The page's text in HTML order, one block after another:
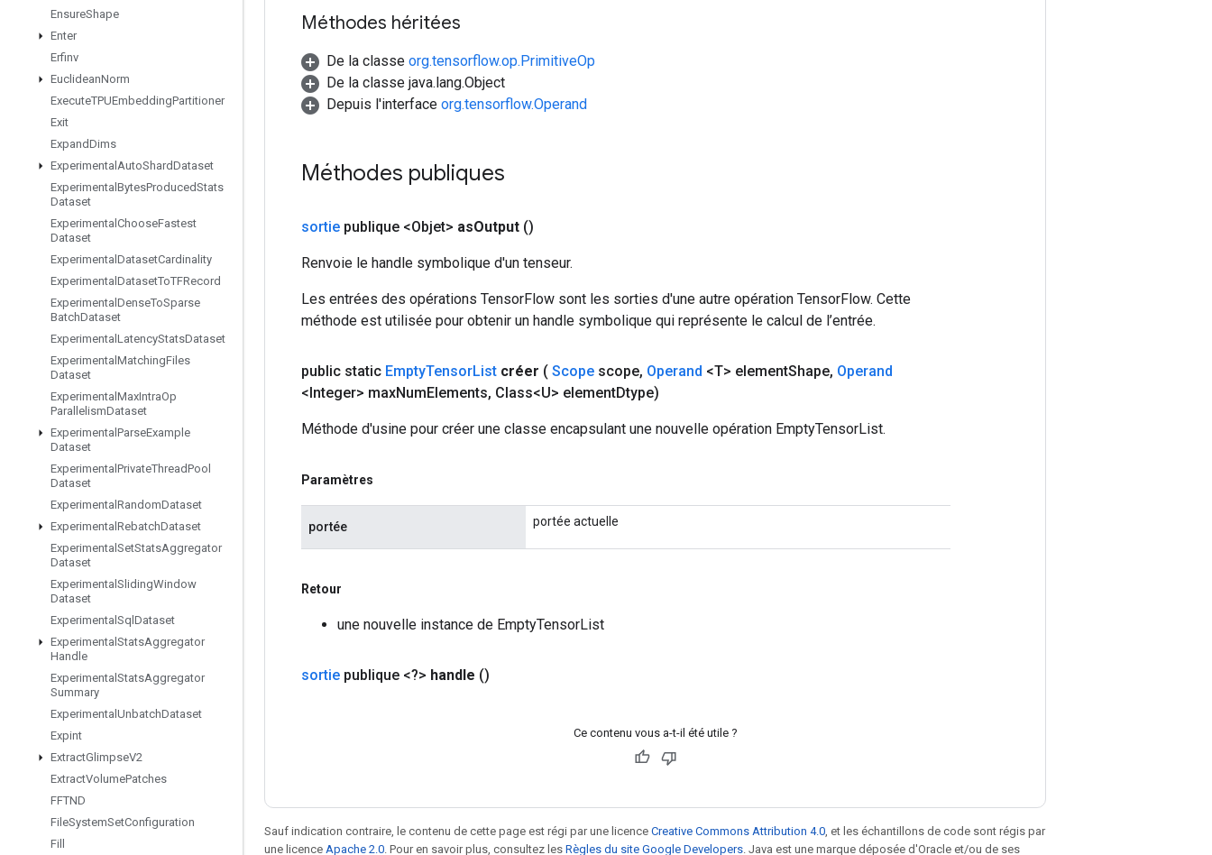
EnsureShape
Enter
Erfinv
EuclideanNorm
ExecuteTPUEmbeddingPartitioner
Exit
ExpandDims
Experimental AutoShardDataset
Experimental BytesProducedStats
Dataset
Experimental ChooseFastest
Dataset
Experimental DatasetCardinality
Experimental DatasetToTFRecord
Experimental DenseToSparse
BatchDataset
Experimental LatencyStatsDataset
Experimental MatchingFiles
Dataset
Experimental MaxIntraOp
ParallelismDataset
Experimental ParseExample
Dataset
Experimental PrivateThreadPool
Dataset
Experimental RandomDataset
Experimental RebatchDataset
Experimental SetStatsAggregator
Dataset
Experimental SlidingWindow
Dataset
Experimental Sql Dataset
Experimental StatsAggregator
Handle
Experimental StatsAggregator
Summary
Experimental UnbatchDataset
Expint
ExtractGlimpseV2
ExtractVolumePatches
FFTND
FileSystemSetConfiguration
Fill
Méthodes héritées
De la classe org.tensorflow.op.PrimitiveOp
De la classe java.lang.Object
Depuis l'interface org.tensorflow.Operand
Méthodes publiques
sortie publique <Objet> asOutput ()
Renvoie le handle symbolique d'un tenseur.
Les entrées des opérations TensorFlow sont les sorties d'une autre opération TensorFlow. Cette
méthode est utilisée pour obtenir un handle symbolique qui représente le calcul de l’entrée.
public static EmptyTensorList créer ( Scope scope, Operand <T> elementShape, Operand
<Integer> maxNumElements, Class<U> elementDtype)
Méthode d'usine pour créer une classe encapsulant une nouvelle opération EmptyTensorList.
Paramètres
portée portée actuelle
Retour
une nouvelle instance de EmptyTensorList
sortie publique <?> handle ()
Ce contenu vous a-t-il été utile ?
Sauf indication contraire, le contenu de cette page est régi par une licence Creative Commons Attribution 4.0 , et les échantillons de code sont régis par
une licence Apache 2.0 . Pour en savoir plus, consultez les Règles du site Google Developers . Java est une marque déposée d'Oracle et/ou de ses